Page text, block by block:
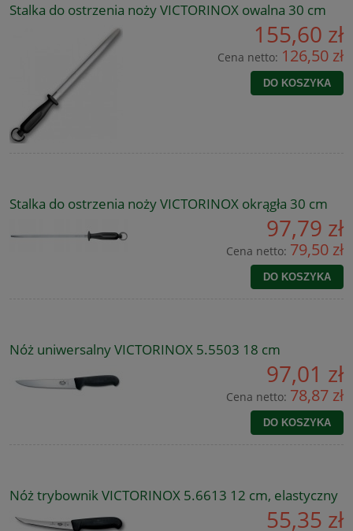
Stalka do ostrzenia noży VICTORINOX owalna 30 cm
155,60 zł
Cena netto: 126,50 zł
DO KOSZYKA
Stalka do ostrzenia noży VICTORINOX okrągła 30 cm
97,79 zł
Cena netto: 79,50 zł
DO KOSZYKA
Nóż uniwersalny VICTORINOX 5.5503 18 cm
97,01 zł
Cena netto: 78,87 zł
DO KOSZYKA
Nóż trybownik VICTORINOX 5.6613 12 cm, elastyczny
55,35 zł